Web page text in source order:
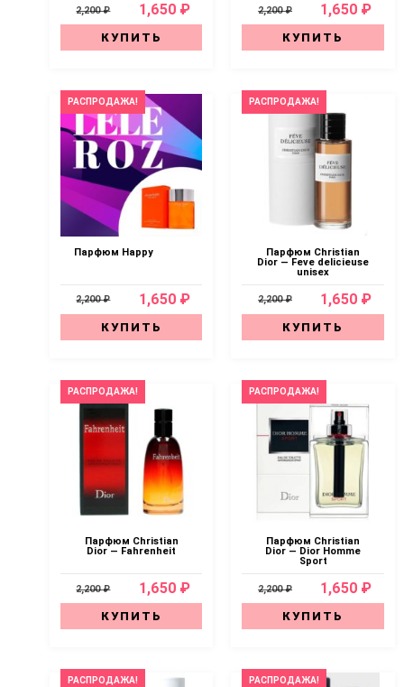
2,200 ₽ 1,650 ₽
КУПИТЬ
2,200 ₽ 1,650 ₽
КУПИТЬ
РАСПРОДАЖА!
Парфюм Happy
2,200 ₽ 1,650 ₽
КУПИТЬ
РАСПРОДАЖА!
Парфюм Christian
Dior — Feve delicieuse
unisex
2,200 ₽ 1,650 ₽
КУПИТЬ
РАСПРОДАЖА!
Парфюм Christian
Dior — Fahrenheit
2,200 ₽ 1,650 ₽
КУПИТЬ
РАСПРОДАЖА!
Парфюм Christian
Dior — Dior Homme
Sport
2,200 ₽ 1,650 ₽
КУПИТЬ
РАСПРОДАЖА! РАСПРОДАЖА!